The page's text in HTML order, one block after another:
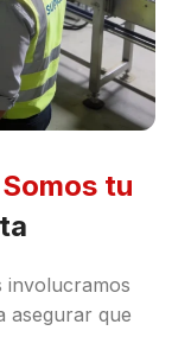
Somos tu
involucramos
asegurar que